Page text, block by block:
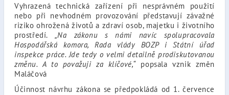
Vyhrazená technická zařízení při nesprávném použití
nebo při nevhodném provozování představují závažné
riziko ohrožená životů a zdraví osob, majetku i životního
prostředí.
„Na zákonu s námi navíc spolupracovala
Hospodářská komora, Rada vlády BOZP i Státní úřad
inspekce práce. Jde tedy o velmi detailně prodiskutovanou
změnu. A to považuji za klíčové,“ popsala vznik změn
Maláčová
Účinnost návrhu zákona se předpokládá od 1. července